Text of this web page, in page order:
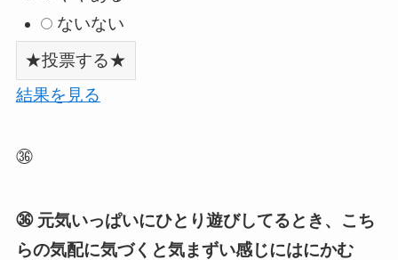
ないない
結果を見る
㊱
㊱ 元気いっぱいにひとり遊びしてるとき、こち
らの気配に気づくと気まずい感じにはにかむ